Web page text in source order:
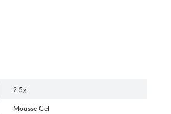
2,5g
Mousse Gel